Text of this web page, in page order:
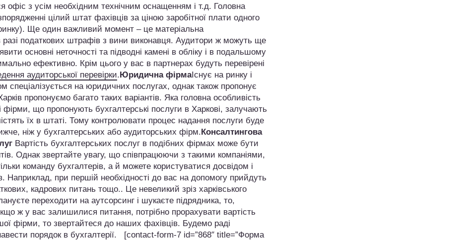
офіс з усім необхідним технічним оснащенням і т.д. Головна
цілий штат фахівців за ціною заробітної плати одного
Ще один важливий момент – це матеріальна
разі податкових штрафів з вини виконавця. Аудитори ж можуть ще
основні неточності та підводні камені в обліку і в подальшому
ефективно. Крім цього у вас в партнерах будуть перевірені
аудиторської перевірки.Юридична фірмаІснує на ринку і
спеціалізується на юридичних послугах, однак також пропонує
пропонуємо багато таких варіантів. Яка головна особливість
фірми, що пропонують бухгалтерські послуги в Харкові, залучають
їх в штаті. Тому контролювати процес надання послуги буде
ніж у бухгалтерських або аудиторських фірм.Консалтингова
Вартість бухгалтерських послуг в подібних фірмах може бути
Однак звертайте увагу, що співпрацюючи з такими компаніями,
команду бухгалтерів, а й можете користуватися досвідом і
Наприклад, при першій необхідності до вас на допомогу прийдуть
кадрових питань тощо.. Це невеликий зріз харківського
переходити на аутсорсинг і шукаєте підрядника, то,
ж у вас залишилися питання, потрібно прорахувати вартість
фірми, то звертайтеся до наших фахівців. Будемо раді
порядок в бухгалтерії. [contact-form-7 id=”868″ title=”Форма